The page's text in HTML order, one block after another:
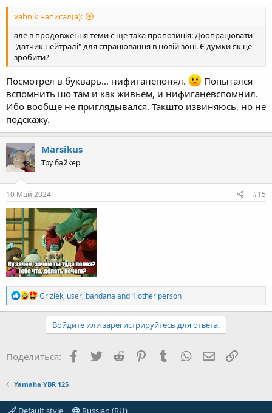
vahnik написал(а):
але в продовження теми є ще така пропозиція: Доопрацювати
"датчик нейтралі" для спрацювання в новій зоні. Є думки як це
зробити?
Посмотрел в букварь... нифиганепонял.
Попытался
вспомнить шо там и как живьём, и нифиганевспомнил.
Ибо вообще не приглядывался. Такшто извиняюсь, но не
подскажу.
Marsikus
Тру байкер
10 Май 2024 #15
R
e
a
o
n
:
Grizlek, user, bandana and 1 other person
Войдите или зарегистрируйтесь для ответа.
Поделиться: Facebook
TwitterReddit PinterestTumblr WhatsApp Ссылка
Yamaha YBR 125
Default style Russian (RU)